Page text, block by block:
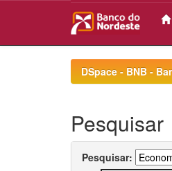
DSpace - BNB -
Pesquisar
Pesquisar: